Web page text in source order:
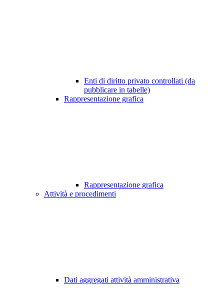
Enti di diritto privato controllati (da
pubblicare in tabelle)
Rappresentazione grafica
Rappresentazione grafica
Attività e procedimenti
Dati aggregati attività amministrativa